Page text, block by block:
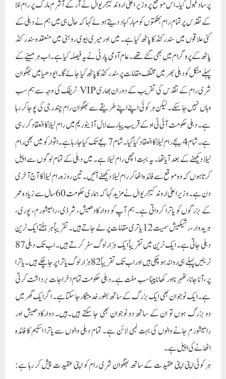
ہے۔ شام 4 بجے رام لیلا کا انعقاد کیا گیا۔شام 7 بجے تک کیا جا رہا ہے۔ اتوار کو میں بھی رام
لیلا دیکھنے کے بعد آیا تھا۔ یہ بہت اچھی رام لیلا ہے۔ میں دہلی کے تمام لوگوں سے اپیل
کرتا ہوں کہ وہ موقع سے فائدہ اٹھا کر رام لیلا دیکھنے آئیں۔ تین روزہ رام لیلا کا آج آخری
دن ہے۔ وزیر اعلیٰ اروند کیجریوال نے مزید کہا کہ ہماری حکومت 60 سال سے زیادہ عمر
کے بزرگوں کو یاترا کرواتی ہے۔ ہم آپ کو دوارکادھیش، شرڈی، رامیشورم، پوری،
ہریدوار، رشیکیش سمیت 12 یاتری مقامات پر لے جاتے ہیں۔ تقریباً ہر ہفتے ایک ٹرین
دہلی جاتی ہے۔ ایک ٹرین میں تقریباً ایک ہزار لوگ سفر کرتے ہیں۔ اب تک دہلی87
ٹرینیں پہلے ہی روانہ ہو چکی ہیں اور اب تک تقریباً 82 ہزار لوگ یاترا پر جا چکے ہیں۔ یاترا
پر، آنا جانا، ٹھہرنا اور کھانا پینا سب مفت ہے۔ دہلی حکومت تمام اخراجات برداشت کرتی
ہے۔ ایک نوجوان بھی ایک بزرگ کے ساتھ بطور خدمتگار جا سکتا ہے۔ اگر ایک گھر میں
دو بزرگ ہوں تو ان کے ساتھ دو نوجوان بھی جا سکتے ہیں۔ہیں۔ دوارکادھیش اور
رامیشورم جانے والوں کی بہت لمبی لائن ہے۔ تمام دہلی والوں سے یاترا اسکیم کا فائدہ
اٹھانے کی اپیل ہے۔
ہر کوئی اپنی اپنی عقیدت کے ساتھ بھگوان شری رام کو اپنی عقیدت پیش کر رہا ہے:
سوربھ بھردواج
آج ایودھیا میں، بھگوان رام کے تقدس کے موقع پر، آپ کے سینئر لیڈر اور وزیر سوربھ
بھردواج نے شیخ سرائے فیز-2 کے ایل پاکٹ میں منعقد سندرکنڈ پاٹھ میں شرکت کی۔
اس کے علاوہ انہوں نے شیخ سرائے فیز 2 کے جے پاکٹ، شاہ پور جاٹ کے سندر کنڈ اور
چراغ دہلی گاؤں میں نکالے گئے جلوس میں شرکت کی۔پاٹھ اور عظیم الشان جلوس میں
شرکت کی۔ اس دوران انہوں نے کہا کہ آج عام آدمی پارٹی کے تمام وزراء ، ایم ایل اے
اور کونسلروں نے اپنے اپنے علاقوں میں اپنی اپنی سطح پر جلوس اور بھنڈارا پروگرام منعقد
کئے۔ ہر کوئی اپنی اپنی عقیدت کے ساتھ بھگوان شری رام کو اپنی عقیدت پیش کر رہا